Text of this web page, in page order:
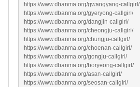
https://www.dbanma.org/gwangyang-callgirl/
https://www.dbanma.org/gyeryong-callgirl/
https://www.dbanma.org/dangjin-callgirl/
https://www.dbanma.org/cheongju-callgirl/
https://www.dbanma.org/chungju-callgirl/
https://www.dbanma.org/choenan-callgirl/
https://www.dbanma.org/gongju-callgirl/
https://www.dbanma.org/boryeong-callgirl/
https://www.dbanma.org/asan-callgirl/
https://www.dbanma.org/seosan-callgirl/